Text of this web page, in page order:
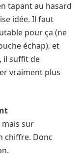
tapant au hasard
idée. Il faut
pour ça (ne
échap), et
il suffit de
vraiment plus
mais sur
chiffre. Donc